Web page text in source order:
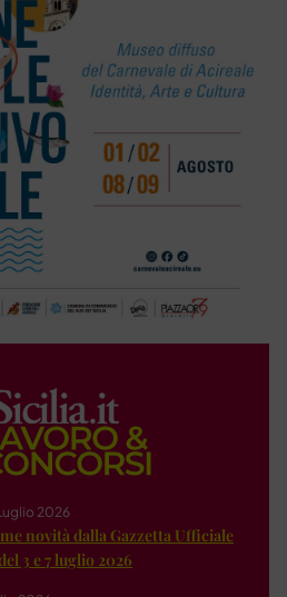
2026
novità dalla Gazzetta Ufficiale
3 e 7 luglio 2026